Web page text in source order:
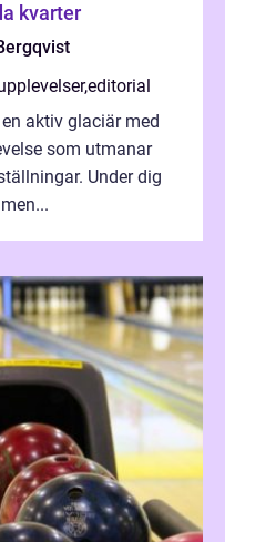
kvarter
,editorial
aktiv glaciär med
som utmanar
Under dig